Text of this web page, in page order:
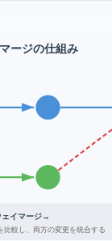
ウェイマージの仕組み
マージ: Base(A) + Ours(C) + Theirs(E) → Merge(M)
比較し、両方の変更を統合する